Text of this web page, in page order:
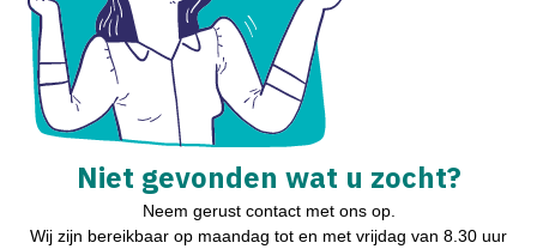
Niet gevonden wat u zocht?
Neem gerust contact met ons op.
Wij zijn bereikbaar op maandag tot en met vrijdag van 8.30 uur